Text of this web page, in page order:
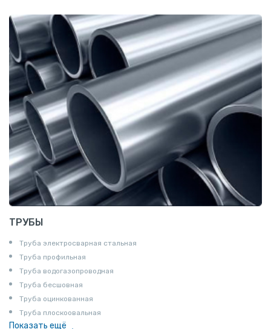
Катанка
Шестигранник
Полособульб
Полукруг
Шпунт Ларсена
ТРУБЫ
Труба электросварная стальная
Труба профильная
Труба водогазопроводная
Труба бесшовная
Труба оцинкованная
Труба плоскоовальная
Показать ещё